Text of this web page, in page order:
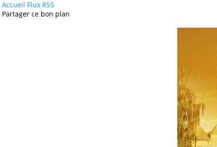
Accueil Flux RSS
Partager ce bon plan